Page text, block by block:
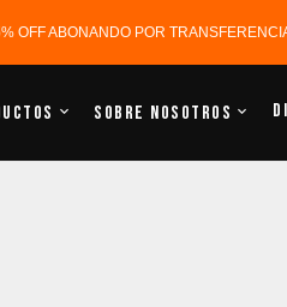
OFF ABONANDO POR
Sobre Nosotros